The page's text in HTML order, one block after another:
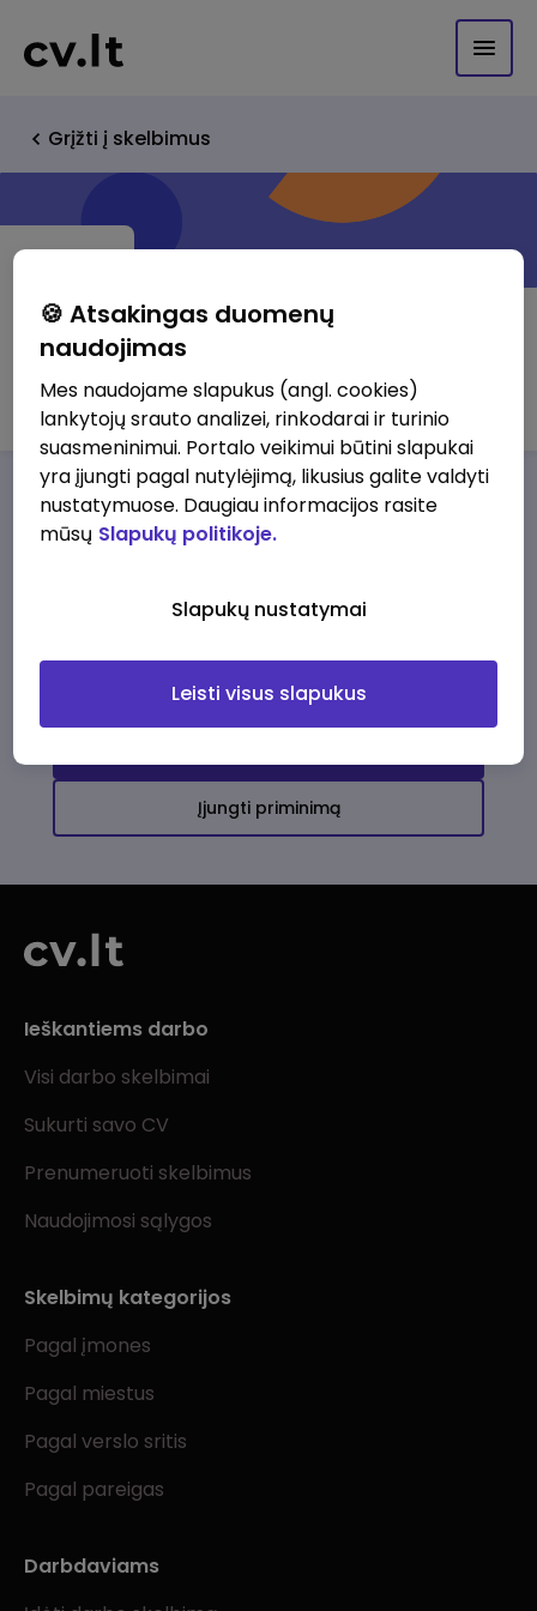
Grįžti į skelbimus
MediCA klinika, UAB
Darbo pasiūlymaiApie musPrivalumai
darbo pasiūlymų
Įjungti priminimą
Ieškantiems darbo
Visi darbo skelbimai
Sukurti savo CV
Prenumeruoti skelbimus
Naudojimosi sąlygos
Skelbimų kategorijos
Pagal įmones
Pagal miestus
Pagal verslo sritis
Pagal pareigas
Darbdaviams
🍪 Atsakingas duomenų
naudojimas
Mes naudojame slapukus (angl. cookies)
lankytojų srauto analizei, rinkodarai ir turinio
suasmeninimui. Portalo veikimui būtini slapukai
yra įjungti pagal nutylėjimą, likusius galite valdyti
nustatymuose. Daugiau informacijos rasite
mūsų Slapukų politikoje.
Slapukų nustatymai
Leisti visus slapukus